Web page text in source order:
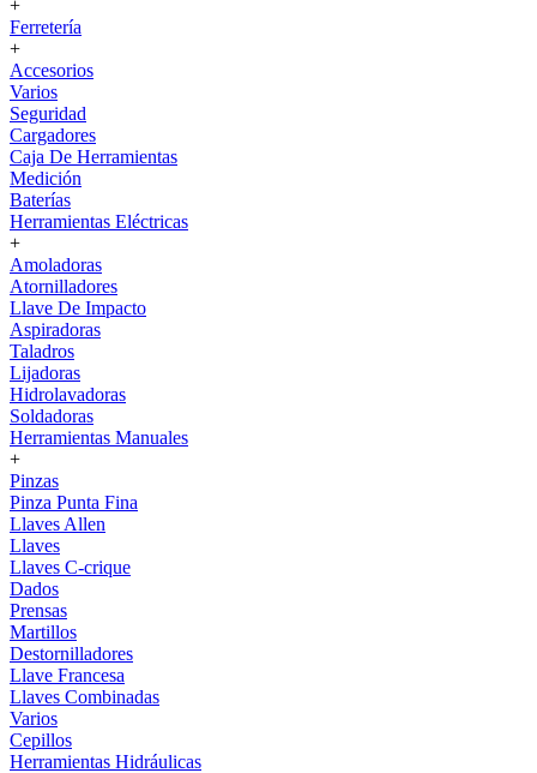
+
Ferretería
+
Accesorios
Varios
Seguridad
Cargadores
Caja De Herramientas
Medición
Baterías
Herramientas Eléctricas
+
Amoladoras
Atornilladores
Llave De Impacto
Aspiradoras
Taladros
Lijadoras
Hidrolavadoras
Soldadoras
Herramientas Manuales
+
Pinzas
Pinza Punta Fina
Llaves Allen
Llaves
Llaves C-crique
Dados
Prensas
Martillos
Destornilladores
Llave Francesa
Llaves Combinadas
Varios
Cepillos
Herramientas Hidráulicas